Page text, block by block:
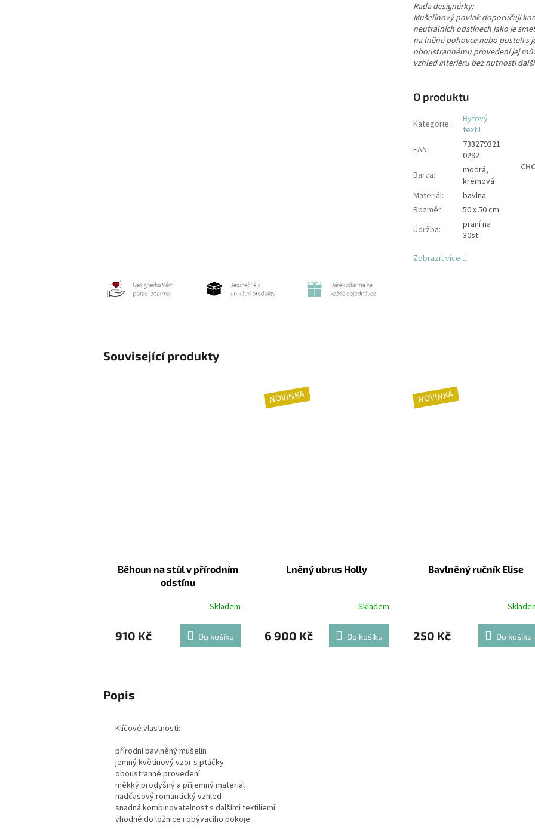
Rada designérky:
Mušelínový povlak doporučuji
neutrálních odstínech jako je
na lněné pohovce nebo posteli s
oboustrannému provedení jej
vzhled interiéru bez nutnosti
O produktu
Kategorie:
Bytový
textil
EAN:
733279321
0292
Barva:
modrá,
krémová
Materiál:
bavlna
Rozměr:
50 x 50 cm
Údržba:
praní na
30st.
Zobrazit více
Související produkty
Běhoun na stůl v přírodním
odstínu
Skladem
910 Kč Do košíku
NOVINKA
Lněný ubrus Holly
Skladem
6 900 Kč Do košíku
NOVINKA
Bavlněný ručník Elise
250 Kč Do košíku
Popis
Klíčové vlastnosti:
přírodní bavlněný mušelín
jemný květinový vzor s ptáčky
oboustranné provedení
měkký prodyšný a příjemný materiál
nadčasový romantický vzhled
snadná kombinovatelnost s dalšími textiliemi
vhodné do ložnice i obývacího pokoje